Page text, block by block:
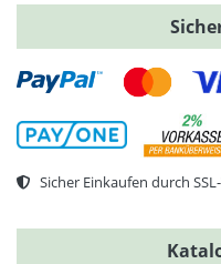
Sicher Einkaufen durch